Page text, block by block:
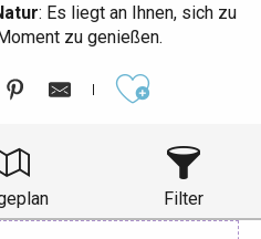
: Es liegt an Ihnen, sich zu
zu genießen.
Filter